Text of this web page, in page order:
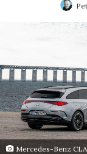
Mercedes-Benz